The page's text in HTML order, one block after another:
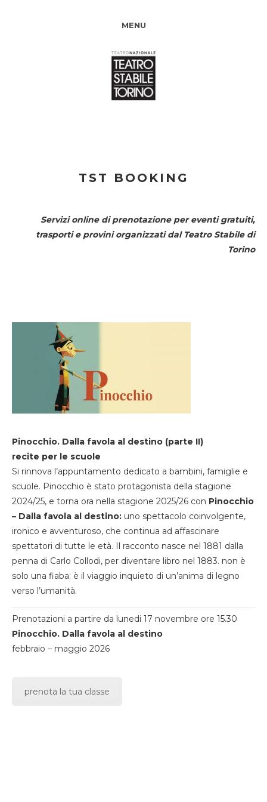
MENU
TST BOOKING
Servizi online di prenotazione per eventi gratuiti,
trasporti e provini organizzati dal Teatro Stabile di
Torino
Pinocchio. Dalla favola al destino (parte II)
recite per le scuole
Si rinnova l’appuntamento dedicato a bambini, famiglie e
scuole. Pinocchio è stato protagonista della stagione
2024/25, e torna ora nella stagione 2025/26 con Pinocchio
– Dalla favola al destino: uno spettacolo coinvolgente,
ironico e avventuroso, che continua ad affascinare
spettatori di tutte le età. Il racconto nasce nel 1881 dalla
penna di Carlo Collodi, per diventare libro nel 1883. non è
solo una fiaba: è il viaggio inquieto di un’anima di legno
verso l’umanità.
Prenotazioni a partire da lunedi 17 novembre ore 15.30
Pinocchio. Dalla favola al destino
febbraio – maggio 2026
prenota la tua classe